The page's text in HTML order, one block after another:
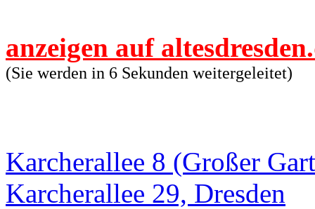
anzeigen auf
(Sie werden in 6 Sekunden weitergeleitet)
Karcherallee 8 (Großer
Karcherallee 29, Dresden